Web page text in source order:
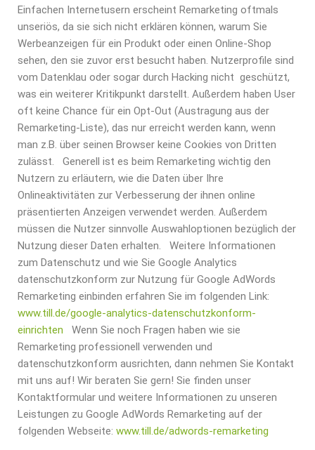
Einfachen Internetusern erscheint Remarketing oftmals
unseriös, da sie sich nicht erklären können, warum Sie
Werbeanzeigen für ein Produkt oder einen Online-Shop
sehen, den sie zuvor erst besucht haben. Nutzerprofile sind
vom Datenklau oder sogar durch Hacking nicht geschützt,
was ein weiterer Kritikpunkt darstellt. Außerdem haben User
oft keine Chance für ein Opt-Out (Austragung aus der
Remarketing-Liste), das nur erreicht werden kann, wenn
man z.B. über seinen Browser keine Cookies von Dritten
zulässt.
Generell ist es beim Remarketing wichtig den
Nutzern zu erläutern, wie die Daten über Ihre
Onlineaktivitäten zur Verbesserung der ihnen online
präsentierten Anzeigen verwendet werden. Außerdem
müssen die Nutzer sinnvolle Auswahloptionen bezüglich der
Nutzung dieser Daten erhalten.
Weitere Informationen
zum Datenschutz und wie Sie Google Analytics
datenschutzkonform zur Nutzung für Google AdWords
Remarketing einbinden erfahren Sie im folgenden Link:
www.till.de/google-analytics-datenschutzkonform-
einrichten
Wenn Sie noch Fragen haben wie sie
Remarketing professionell verwenden und
datenschutzkonform ausrichten, dann nehmen Sie Kontakt
mit uns auf! Wir beraten Sie gern! Sie finden unser
Kontaktformular und weitere Informationen zu unseren
Leistungen zu Google AdWords Remarketing auf der
folgenden Webseite: www.till.de/adwords-remarketing